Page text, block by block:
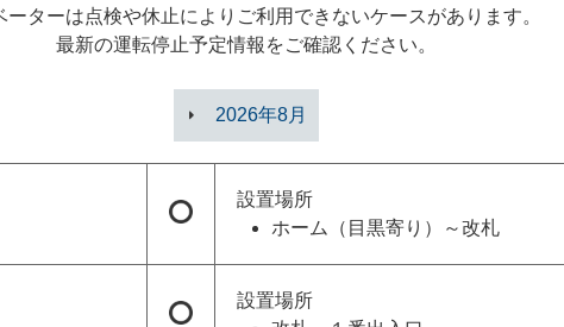
ーターは点検や休止によりご利用できないケースがあります。
最新の運転停止予定情報をご確認ください。
2026年8月
設置場所
ホーム（目黒寄り）～改札
設置場所